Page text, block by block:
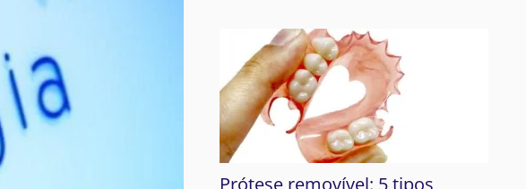
Prótese removível: 5 tipos,